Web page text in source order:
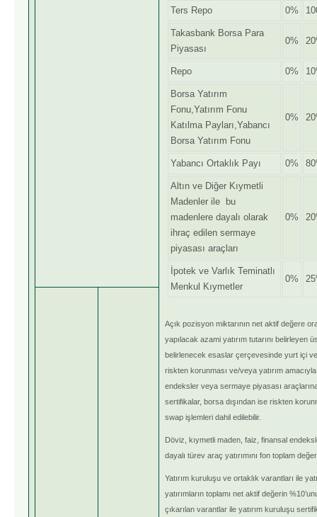
Ters Repo 0%
Takasbank Borsa Para
Piyasası
0%
Repo 0%
Borsa Yatırım
Fonu,Yatırım Fonu
Katılma Payları,Yabancı
Borsa Yatırım Fonu
0%
Yabancı Ortaklık Payı 0%
Altın ve Diğer Kıymetli
Madenler ile bu
madenlere dayalı olarak
ihraç edilen sermaye
piyasası araçları
0%
İpotek ve Varlık Teminatlı
Menkul Kıymetler
0%
Açık pozisyon miktarının net aktif değere
yapılacak azami yatırım tutarını belirleyen
belirlenecek esaslar çerçevesinde yurt içi
riskten korunması ve/veya yatırım
endeksler veya sermaye piyasası
sertifikalar, borsa dışından ise riskten
swap işlemleri dahil edilebilir.
Döviz, kıymetli maden, faiz, finansal
dayalı türev araç yatırımını fon toplam
Yatırım kuruluşu ve ortaklık varantları ile
yatırımların toplamı net aktif değerin
çıkarılan varantlar ile yatırım kuruluşu